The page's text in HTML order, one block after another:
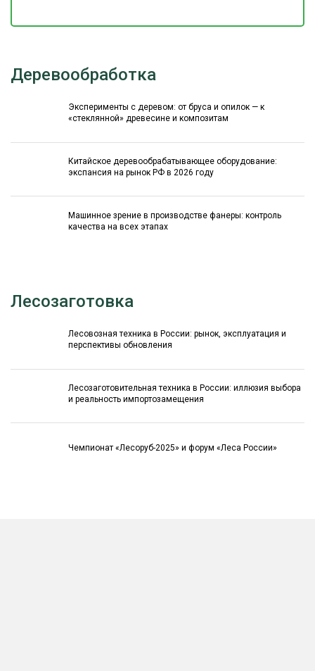
Деревообработка
Эксперименты с деревом: от бруса и опилок — к
«стеклянной» древесине и композитам
Китайское деревообрабатывающее оборудование:
экспансия на рынок РФ в 2026 году
Машинное зрение в производстве фанеры: контроль
качества на всех этапах
Лесозаготовка
Лесовозная техника в России: рынок, эксплуатация и
перспективы обновления
Лесозаготовительная техника в России: иллюзия выбора
и реальность импортозамещения
Чемпионат «Лесоруб-2025» и форум «Леса России»